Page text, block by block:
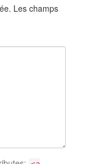
Les champs